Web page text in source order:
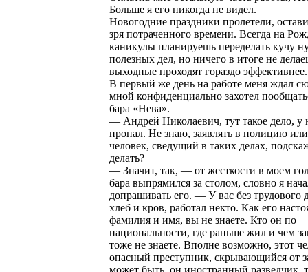
Больше я его никогда не видел.
Новогодние праздники пролетели,
зря потраченного времени. Всегда на
каникулы планируешь переделать кучу
полезных дел, но ничего в итоге не
выходные проходят гораздо эффективнее.
В первый же день на работе меня ждал
мной конфиденциально захотел
бара «Нева».
— Андрей Николаевич, тут такое дело, у
пропал. Не знаю, заявлять в полицию
человек, сведущий в таких делах,
делать?
— Значит, так, — от жесткости в моем
бара выпрямился за столом, словно я
допрашивать его. — У вас без трудового
хлеб и кров, работал некто. Как его
фамилия и имя, вы не знаете. Кто он по
национальности, где раньше жил и чем
тоже не знаете. Вполне возможно, этот
опасный преступник, скрывающийся от
может быть, он иностранный разведчик,